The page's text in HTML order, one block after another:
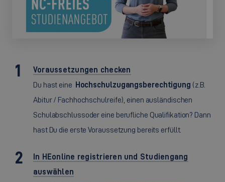
Voraussetzungen checken
Du hast eine Hochschulzugangsberechtigung (z.B.
Abitur / Fachhochschulreife), einen ausländischen
Schulabschlussoder eine berufliche Qualifikation? Dann
hast Du die erste Voraussetzung bereits erfüllt.
In HEonline registrieren und Studiengang
auswählen